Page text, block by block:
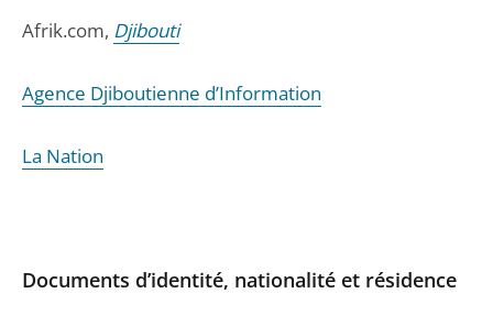
Afrik.com, Djibouti
Agence Djiboutienne d’Information
La Nation
Documents d’identité, nationalité et résidence